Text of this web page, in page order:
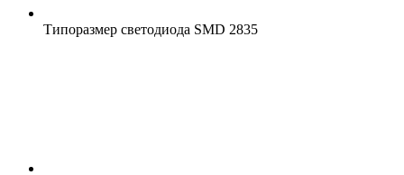
Типоразмер светодиода SMD 2835